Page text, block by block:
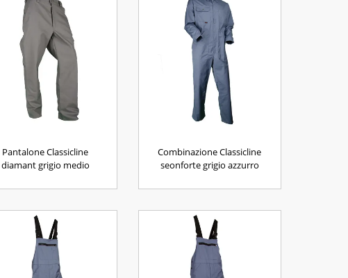
Pantalone Classicline
diamant grigio medio
Combinazione Classicline
seonforte grigio azzurro